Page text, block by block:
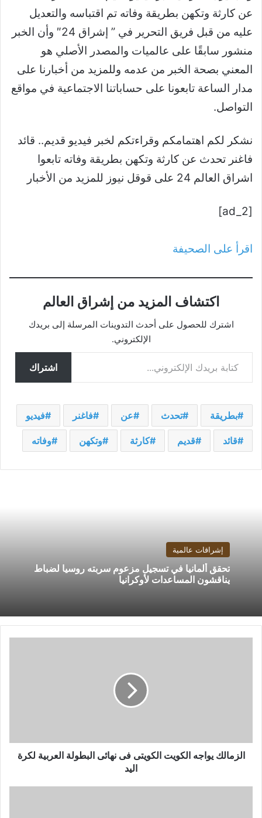
عن كارثة وتكهن بطريقة وفاته تم اقتباسه والتعديل
عليه من قبل فريق التحرير في ” إشراق 24″ وأن الخبر
منشور سابقًا على عالميات والمصدر الأصلي هو
المعني بصحة الخبر من عدمه وللمزيد من أخبارنا على
مدار الساعة تابعونا على حساباتنا الاجتماعية في مواقع
التواصل.
نشكر لكم اهتمامكم وقراءتكم لخبر فيديو قديم.. قائد
فاغنر تحدث عن كارثة وتكهن بطريقة وفاته تابعوا
اشراق العالم 24 على قوقل نيوز للمزيد من الأخبار
[ad_2]
اقرأ على الصحيفة
اكتشاف المزيد من إشراق العالم
اشترك للحصول على أحدث التدوينات المرسلة إلى بريدك
الإلكتروني.
كتابة بريدك الإلكتروني...
اشتراك
بطريقة تحدث عن فاغنر فيديو
قائد قديم كارثة وتكهن وفاته
إشراقات عالمية
تحقق ألمانيا في تسجيل مزعوم سربته روسيا لضباط
يناقشون المساعدات لأوكرانيا
لكرة
اليدالزمالك يواجه الكويت الكويتى فى نهائى البطولة العربية لكرة
اليد